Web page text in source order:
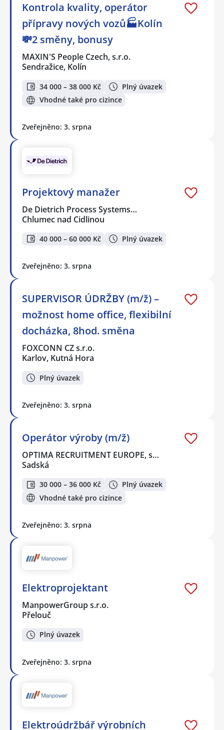
Kontrola kvality, operátor
přípravy nových vozů🏭Kolín
💸2 směny, bonusy
MAXIN'S People Czech, s.r.o.
Sendražice, Kolín
34 000 – 38 000 Kč
Plný úvazek
Vhodné také pro cizince
Zveřejněno: 3. srpna
Projektový manažer
De Dietrich Process Systems…
Chlumec nad Cidlinou
40 000 – 60 000 Kč Plný úvazek
Zveřejněno: 3. srpna
SUPERVISOR ÚDRŽBY (m/ž) –
možnost home office, flexibilní
docházka, 8hod. směna
FOXCONN CZ s.r.o.
Karlov, Kutná Hora
Plný úvazek
Zveřejněno: 3. srpna
Operátor výroby (m/ž)
OPTIMA RECRUITMENT EUROPE, s…
Sadská
30 000 – 36 000 Kč
Plný úvazek
Vhodné také pro cizince
Zveřejněno: 3. srpna
Elektroprojektant
ManpowerGroup s.r.o.
Přelouč
Plný úvazek
Zveřejněno: 3. srpna
Elektroúdržbář výrobních